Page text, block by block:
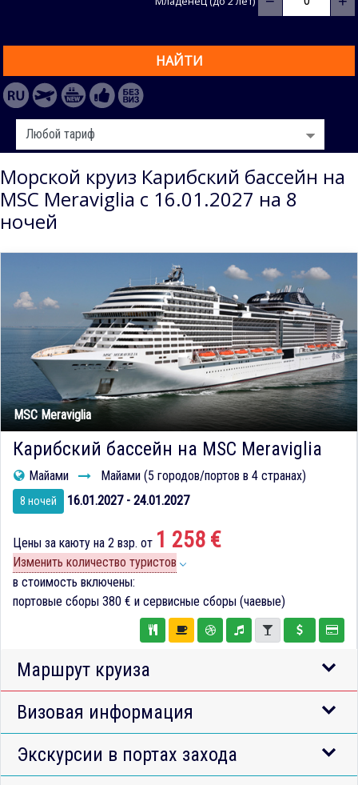
НАЙТИ
Морской круиз Карибский бассейн на
MSC Meraviglia с 16.01.2027 на 8
ночей
MSC Meraviglia
Карибский бассейн на MSC Meraviglia
Майами Майами (5 городов/портов в 4 странах)
8 ночей 16.01.2027 - 24.01.2027
Цены за каюту на 2 взр. от 1 258 €
Изменить количество туристов
в стоимость включены:
портовые сборы 380 € и сервисные сборы (чаевые)
Маршрут круиза
Визовая информация
Экскурсии в портах захода